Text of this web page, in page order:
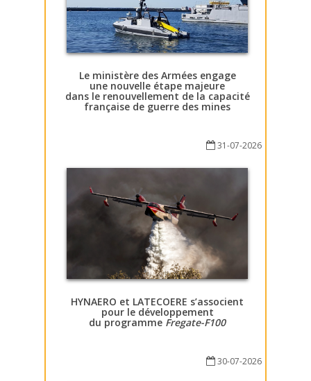
Le ministère des Armées engage
une nouvelle étape majeure
dans le renouvellement de la capacité
française de guerre des mines
31-07-2026
HYNAERO et LATECOERE s’associent
pour le développement
du programme Fregate-F100
30-07-2026